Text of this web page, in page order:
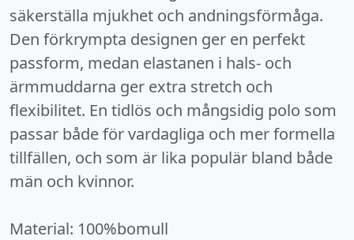
säkerställa mjukhet och andningsförmåga.
Den förkrympta designen ger en perfekt
passform, medan elastanen i hals- och
ärmmuddarna ger extra stretch och
flexibilitet. En tidlös och mångsidig polo som
passar både för vardagliga och mer formella
tillfällen, och som är lika populär bland både
män och kvinnor.
Material: 100%bomull